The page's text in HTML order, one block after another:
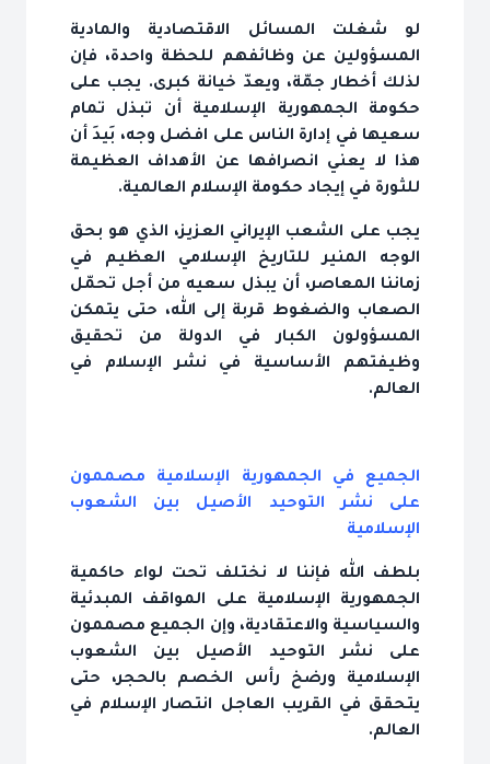
لو شغلت المسائل الاقتصادية والمادية
المسؤولين عن وظائفهم للحظة واحدة، فإن
لذلك أخطار جمّة، ويعدّ خيانة كبرى. يجب على
حكومة الجمهورية الإسلامية أن تبذل تمام
سعيها في إدارة الناس على افضل وجه، بَيدَ أن
هذا لا يعني انصرافها عن الأهداف العظيمة
للثورة في إيجاد حكومة الإسلام العالمية.
يجب على الشعب الإيراني العزيز، الذي هو بحق
الوجه المنير للتاريخ الإسلامي العظيم في
زماننا المعاصر، أن يبذل سعيه من أجل تحمّل
الصعاب والضغوط قربة إلى الله، حتى يتمكن
المسؤولون الكبار في الدولة من تحقيق
وظيفتهم الأساسية في نشر الإسلام في
العالم.
الجميع في الجمهورية الإسلامية مصممون
على نشر التوحيد الأصيل بين الشعوب
الإسلامية
بلطف الله فإننا لا نختلف تحت لواء حاكمية
الجمهورية الإسلامية على المواقف المبدئية
والسياسية والاعتقادية، وإن الجميع مصممون
على نشر التوحيد الأصيل بين الشعوب
الإسلامية ورضخ رأس الخصم بالحجر، حتى
يتحقق في القريب العاجل انتصار الإسلام في
العالم.